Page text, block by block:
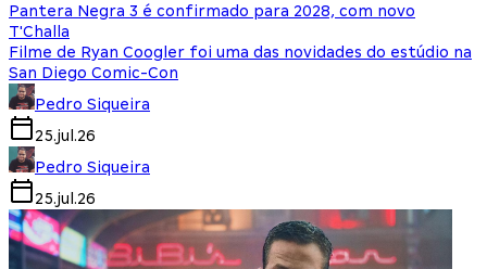
Pantera Negra 3 é confirmado para 2028, com novo
T'Challa
Filme de Ryan Coogler foi uma das novidades do estúdio na
San Diego Comic-Con
Pedro Siqueira
25.jul.26
Pedro Siqueira
25.jul.26